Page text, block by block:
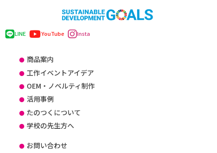
LINE YouTube Insta
商品案内
工作イベントアイデア
OEM・ノベルティ制作
活用事例
たのつくについて
学校の先生方へ
お問い合わせ